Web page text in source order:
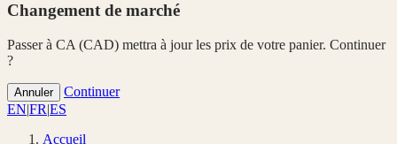
Changement de marché
Passer à CA (CAD) mettra à jour les prix de votre panier. Continuer
?
Annuler
Continuer
EN|FR|ES
Accueil